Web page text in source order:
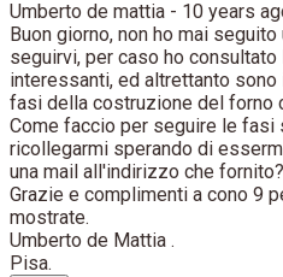
Umberto de mattia - 10 years
Buon giorno, non ho mai
seguirvi, per caso ho
interessanti, ed altrettanto
fasi della costruzione del forno
Come faccio per seguire le fasi
ricollegarmi sperando di
una mail all'indirizzo che fornito?
Grazie e complimenti a cono 9
mostrate.
Umberto de Mattia .
Pisa.